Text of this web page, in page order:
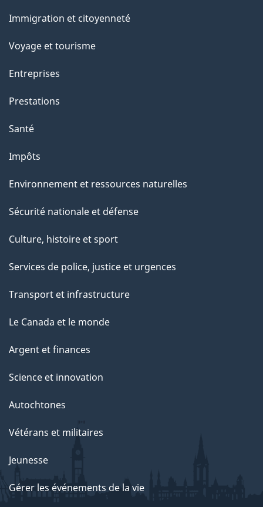
sujets
Immigration et citoyenneté
Voyage et tourisme
Entreprises
Prestations
Santé
Impôts
Environnement et ressources naturelles
Sécurité nationale et défense
Culture, histoire et sport
Services de police, justice et urgences
Transport et infrastructure
Le Canada et le monde
Argent et finances
Science et innovation
Autochtones
Vétérans et militaires
Jeunesse
Gérer les événements de la vie